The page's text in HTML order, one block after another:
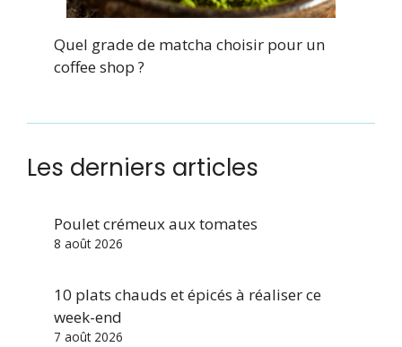
Quel grade de matcha choisir pour un
coffee shop ?
Les derniers articles
Poulet crémeux aux tomates
8 août 2026
10 plats chauds et épicés à réaliser ce
week-end
7 août 2026